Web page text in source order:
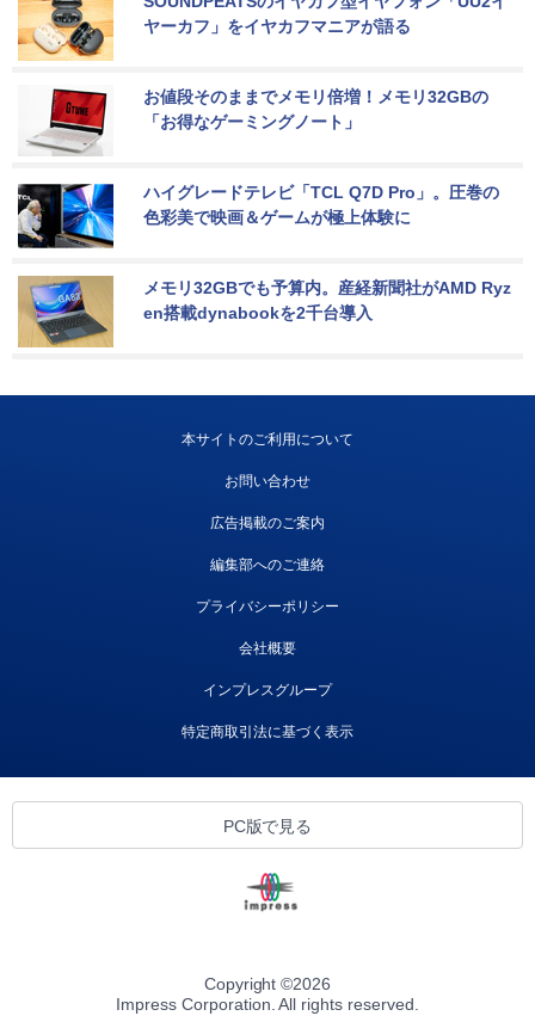
ヤーカフ」をイヤカフマニアが語る
お値段そのままでメモリ倍増！メモリ32GBの
「お得なゲーミングノート」
ハイグレードテレビ「TCL Q7D Pro」。圧巻の
色彩美で映画＆ゲームが極上体験に
メモリ32GBでも予算内。産経新聞社がAMD Ryz
en搭載dynabookを2千台導入
本サイトのご利用について
お問い合わせ
広告掲載のご案内
編集部へのご連絡
プライバシーポリシー
会社概要
インプレスグループ
特定商取引法に基づく表示
PC版で見る
Copyright ©2026
Impress Corporation. All rights reserved.